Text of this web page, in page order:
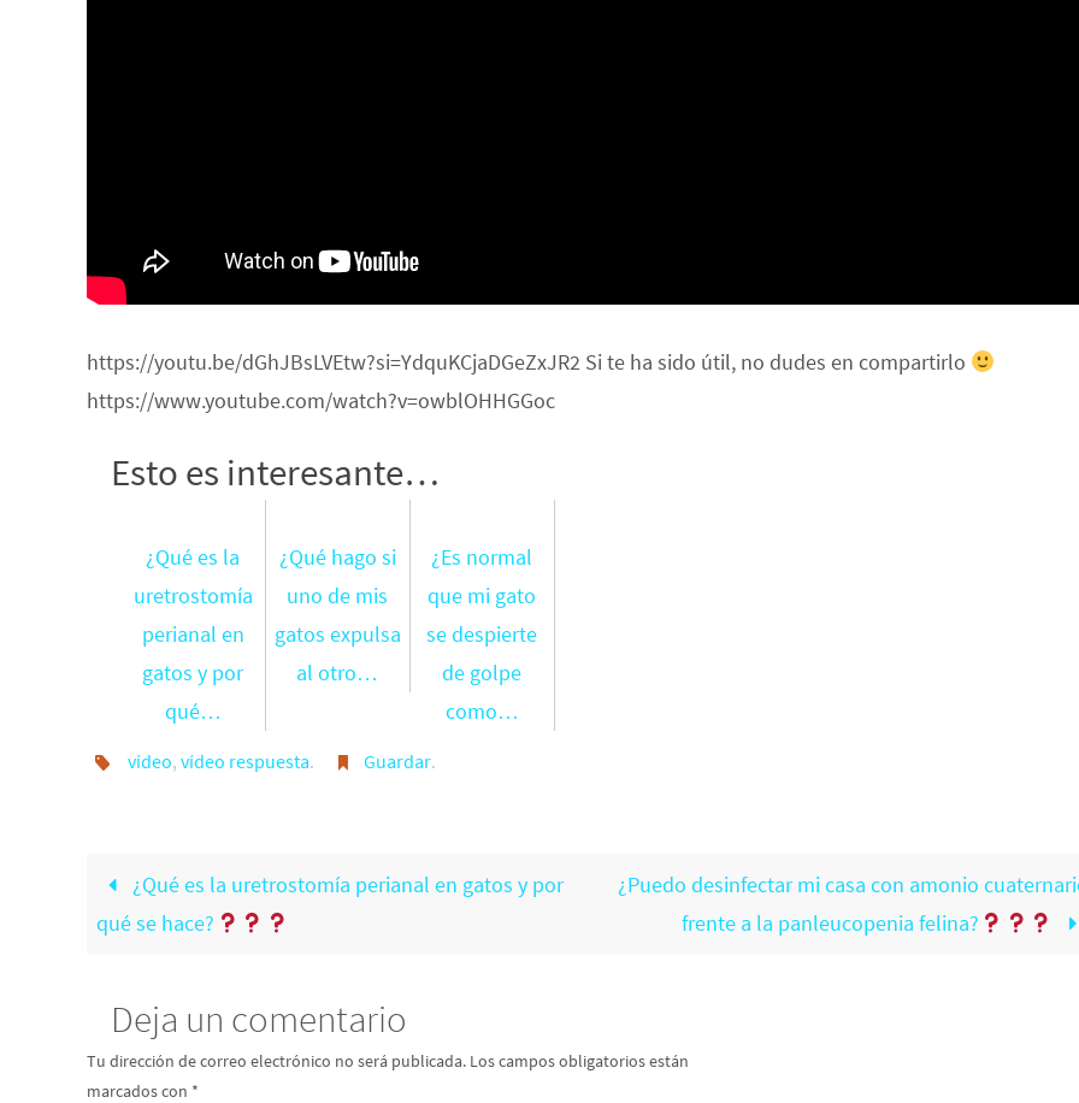
https://youtu.be/dGhJBsLVEtw?si=YdquKCjaDGeZxJR2 Si te ha sido útil, no dudes en compartirlo
https://www.youtube.com/watch?v=owblOHHGGoc
Esto es interesante…
¿Qué es la
uretrostomía
perianal en
gatos y por
qué…
¿Qué hago si
uno de mis
gatos expulsa
al otro…
¿Es normal
que mi gato
se despierte
de golpe
como…
vídeo, vídeo respuesta. Guardar.
¿Qué es la uretrostomía perianal en gatos y por
qué se hace?
¿Puedo desinfectar mi casa con amonio
frente a la panleucopenia felina?
Deja un comentario
Tu dirección de correo electrónico no será publicada. Los campos obligatorios están
marcados con *